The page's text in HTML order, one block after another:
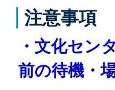
注意事項
・文化セン
前の待機・